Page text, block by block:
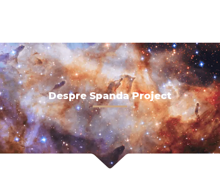
Despre Spanda Project